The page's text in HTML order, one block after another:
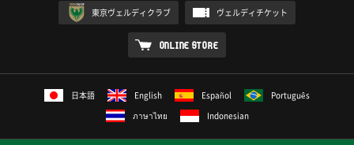
東京ヴェルディクラブ ヴェルディチケット
ONLINE STORE
日本語 English Español
Português
ภาษาไทย
Indonesian